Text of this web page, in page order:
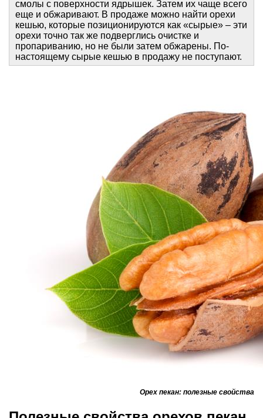
смолы с поверхности ядрышек. Затем их чаще всего
еще и обжаривают. В продаже можно найти орехи
кешью, которые позиционируются как «сырые» – эти
орехи точно так же подверглись очистке и
пропариванию, но не были затем обжарены. По-
настоящему сырые кешью в продажу не поступают.
Орех пекан: полезные свойства